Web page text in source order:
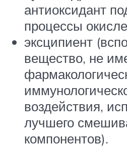
антиоксидант
процессы
эксципиент
вещество, не
воздействия,
лучшего
компонентов).